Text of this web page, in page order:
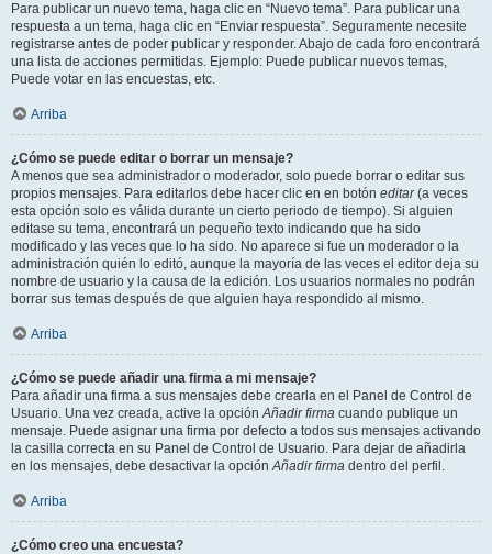
Para publicar un nuevo tema, haga clic en “Nuevo tema”. Para publicar una
respuesta a un tema, haga clic en “Enviar respuesta”. Seguramente necesite
registrarse antes de poder publicar y responder. Abajo de cada foro encontrará
una lista de acciones permitidas. Ejemplo: Puede publicar nuevos temas,
Puede votar en las encuestas, etc.
Arriba
¿Cómo se puede editar o borrar un mensaje?
A menos que sea administrador o moderador, solo puede borrar o editar sus
propios mensajes. Para editarlos debe hacer clic en en botón editar(a veces
esta opción solo es válida durante un cierto periodo de tiempo). Si alguien
editase su tema, encontrará un pequeño texto indicando que ha sido
modificado y las veces que lo ha sido. No aparece si fue un moderador o la
administración quién lo editó, aunque la mayoría de las veces el editor deja su
nombre de usuario y la causa de la edición. Los usuarios normales no podrán
borrar sus temas después de que alguien haya respondido al mismo.
Arriba
¿Cómo se puede añadir una firma a mi mensaje?
Para añadir una firma a sus mensajes debe crearla en el Panel de Control de
Usuario. Una vez creada, active la opciónAñadir firma cuando publique un
mensaje. Puede asignar una firma por defecto a todos sus mensajes activando
la casilla correcta en su Panel de Control de Usuario. Para dejar de añadirla
en los mensajes, debe desactivar la opciónAñadir firma dentro del perfil.
Arriba
¿Cómo creo una encuesta?